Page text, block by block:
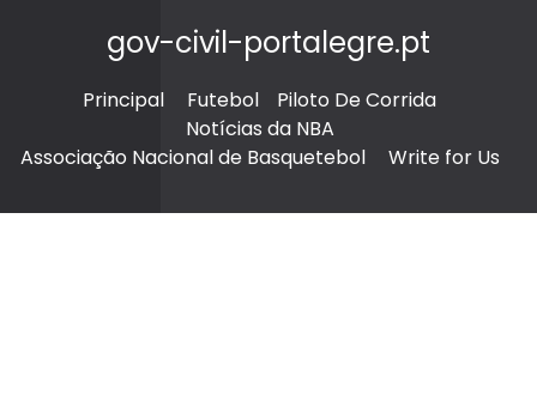
gov-civil-portalegre.pt
Principal Futebol
Piloto De Corrida
Notícias da NBA
Associação Nacional de Basquetebol
Write for Us